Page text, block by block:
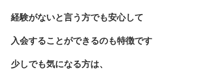
経験がないと言う方でも安心して
入会することができるのも特徴です
少しでも気になる方は、